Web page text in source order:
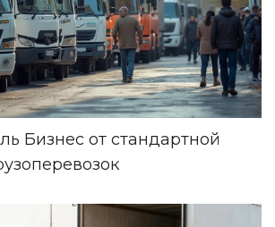
Бизнес от стандартной